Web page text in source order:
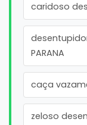
caridoso
PARANA
caça
zeloso